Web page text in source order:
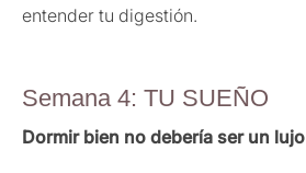
entender tu digestión.
Semana 4: TU SUEÑO
Dormir bien no debería ser un lujo